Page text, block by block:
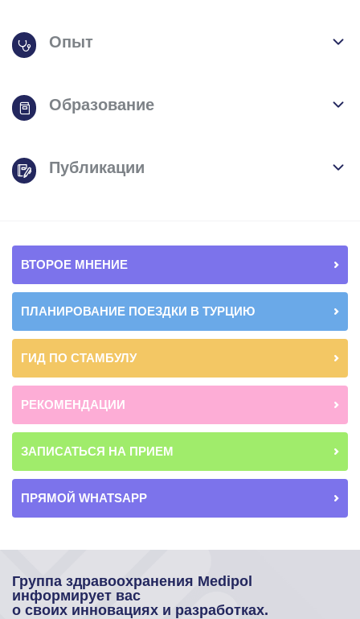
Опыт
Образование
Публикации
ВТОРОЕ МНЕНИЕ
ПЛАНИРОВАНИЕ ПОЕЗДКИ В ТУРЦИЮ
ГИД ПО СТАМБУЛУ
РЕКОМЕНДАЦИИ
ЗАПИСАТЬСЯ НА ПРИЕМ
ПРЯМОЙ WHATSAPP
Группа здравоохранения Medipol
информирует вас
о своих инновациях и разработках.